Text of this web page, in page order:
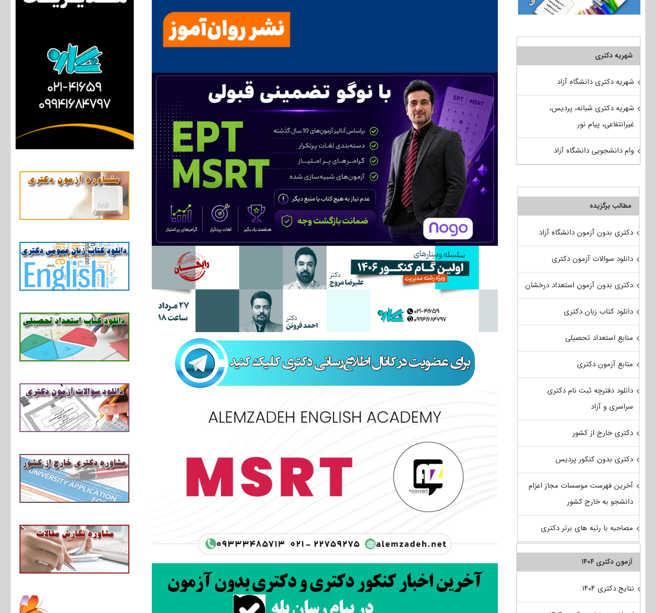
شهریه دکتری
شهریه دکتری دانشگاه آزاد
شهریه دکتری شبانه، پردیس،
غیرانتفاعی، پیام نور
وام دانشجویی دانشگاه آزاد
مطالب برگزیده
دکتری بدون آزمون دانشگاه آزاد
دانلود سوالات آزمون دکتری
دکتری بدون آزمون استعداد درخشان
دانلود کتاب زبان دکتری
منابع استعداد تحصیلی
منابع آزمون دکتری
دانلود دفترچه ثبت نام دکتری
سراسری و آزاد
دکتری خارج از کشور
دکتری بدون کنکور پردیس
آخرین فهرست موسسات مجاز اعزام
دانشجو به خارج کشور
مصاحبه با رتبه های برتر دکتری
آزمون دکتری ۱۴۰۴
نتایج دکتری ۱۴۰۴